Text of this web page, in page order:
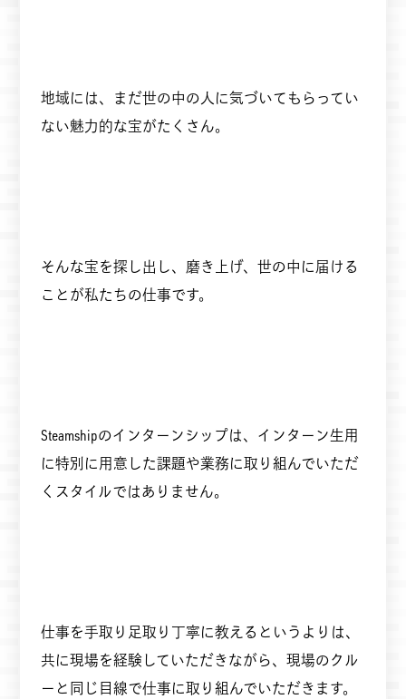
地域には、まだ世の中の人に気づいてもらってい
ない魅力的な宝がたくさん。
そんな宝を探し出し、磨き上げ、世の中に届ける
ことが私たちの仕事です。
Steamshipのインターンシップは、インターン生用
に特別に用意した課題や業務に取り組んでいただ
くスタイルではありません。
仕事を手取り足取り丁寧に教えるというよりは、
共に現場を経験していただきながら、現場のクル
ーと同じ目線で仕事に取り組んでいただきます。